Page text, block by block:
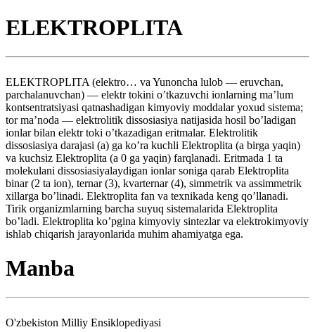
ELEKTROPLITA
ELEKTROPLITA (elektro… va Yunoncha lulob — eruvchan,
parchalanuvchan) — elektr tokini o’tkazuvchi ionlarning ma’lum
kontsentratsiyasi qatnashadigan kimyoviy moddalar yoxud sistema;
tor ma’noda — elektrolitik dissosiasiya natijasida hosil bo’ladigan
ionlar bilan elektr toki o’tkazadigan eritmalar. Elektrolitik
dissosiasiya darajasi (a) ga ko’ra kuchli Elektroplita (a birga yaqin)
va kuchsiz Elektroplita (a 0 ga yaqin) farqlanadi. Eritmada 1 ta
molekulani dissosiasiyalaydigan ionlar soniga qarab Elektroplita
binar (2 ta ion), ternar (3), kvarternar (4), simmetrik va assimmetrik
xillarga bo’linadi. Elektroplita fan va texnikada keng qo’llanadi.
Tirik organizmlarning barcha suyuq sistemalarida Elektroplita
bo’ladi. Elektroplita ko’pgina kimyoviy sintezlar va elektrokimyoviy
ishlab chiqarish jarayonlarida muhim ahamiyatga ega.
Manba
O'zbekiston Milliy Ensiklopediyasi